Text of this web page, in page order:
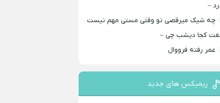
–
چه شیک میرقصی تو وقتی مستی مهم نیست
کجا دیشب چی –
عمر رفته فرووال
ریمیکس های جدید